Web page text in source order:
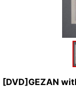
[DVD]GEZAN